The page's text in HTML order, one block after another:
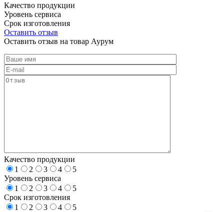
Качество продукции
Уровень сервиса
Срок изготовления
Оставить отзыв
Оставить отзыв на товар Аурум
Качество продукции
1
2 3 4
5
Уровень сервиса
1
2 3 4
5
Срок изготовления
1
2 3 4
5